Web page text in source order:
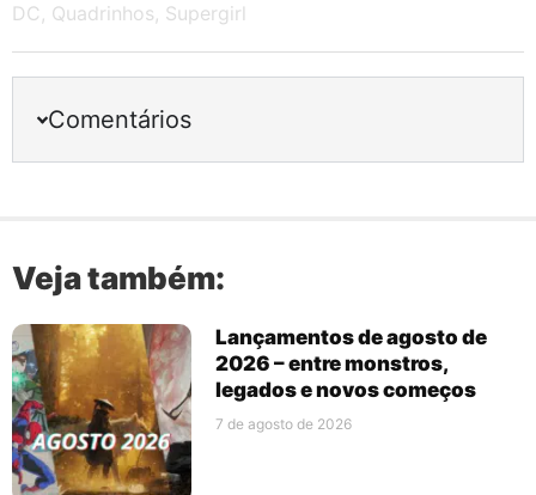
DC , Quadrinhos, Supergirl
Comentários
Veja também:
Lançamentos de agosto de
2026 – entre monstros,
legados e novos começos
7 de agosto de 2026